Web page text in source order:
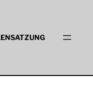
SATZUNG